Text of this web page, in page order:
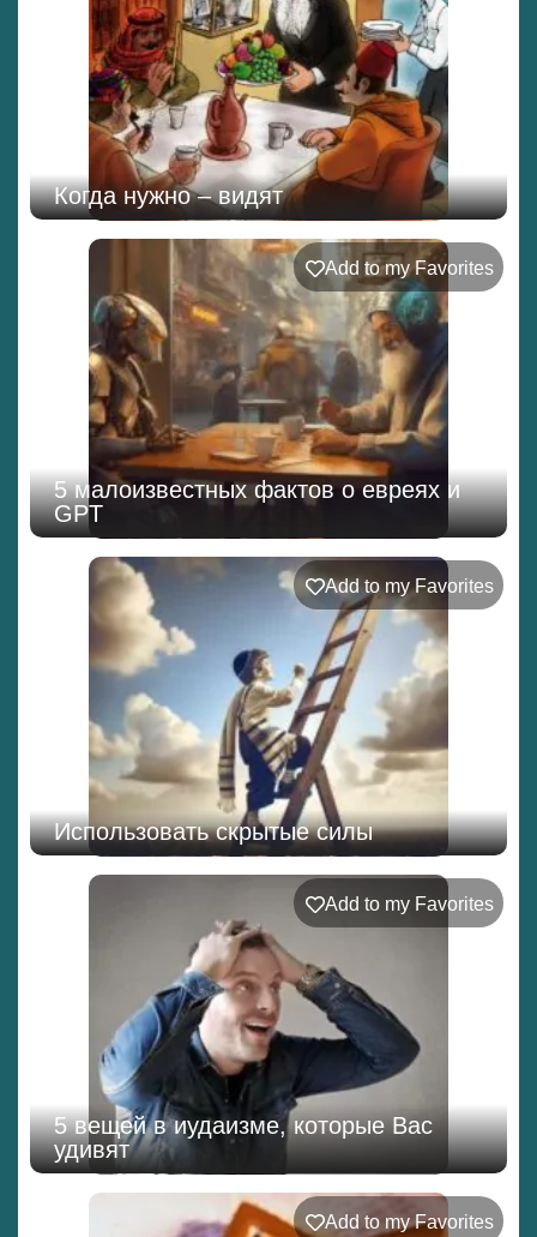
Когда нужно – видят
Add to my Favorites
5 малоизвестных фактов о евреях и
GPT
Add to my Favorites
Использовать скрытые силы
Add to my Favorites
5 вещей в иудаизме, которые Вас
удивят
Add to my Favorites